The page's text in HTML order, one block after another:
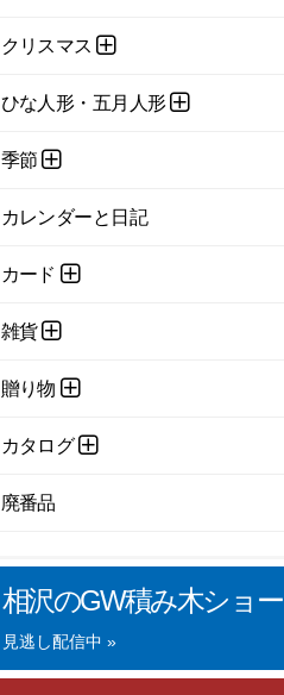
クリスマス
ひな人形・五月人形
季節
カレンダーと日記
カード
雑貨
贈り物
カタログ
廃番品
相沢のGW積み木ショー
見逃し配信中 »